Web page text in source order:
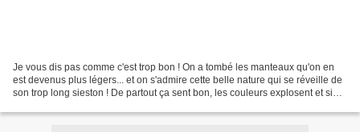
Je vous dis pas comme c'est trop bon ! On a tombé les manteaux qu'on en
est devenus plus légers... et on s'admire cette belle nature qui se réveille de
son trop long sieston ! De partout ça sent bon, les couleurs explosent et si